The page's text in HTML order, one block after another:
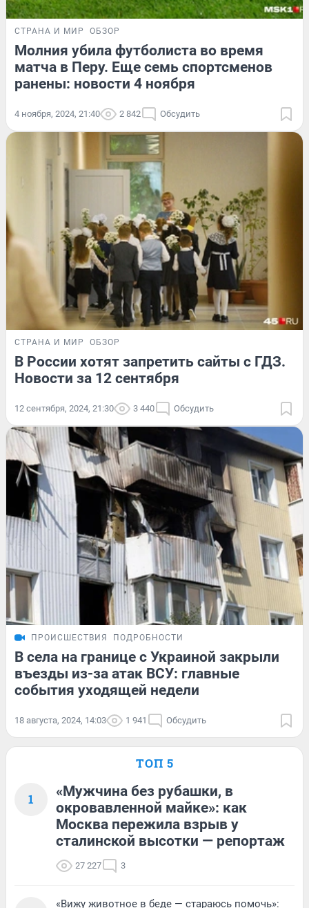
СТРАНА И МИР ОБЗОР
Молния убила футболиста во время
матча в Перу. Еще семь спортсменов
ранены: новости 4 ноября
4 ноября, 2024, 21:40 2 842 Обсудить
СТРАНА И МИР ОБЗОР
В России хотят запретить сайты с ГДЗ.
Новости за 12 сентября
12 сентября, 2024, 21:30 3 440 Обсудить
ПРОИСШЕСТВИЯ ПОДРОБНОСТИ
В села на границе с Украиной закрыли
въезды из-за атак ВСУ: главные
события уходящей недели
18 августа, 2024, 14:03 1 941 Обсудить
ТОП 5
1
«Мужчина без рубашки, в
окровавленной майке»: как
Москва пережила взрыв у
сталинской высотки — репортаж
27 227 3
«Вижу животное в беде — стараюсь помочь»: